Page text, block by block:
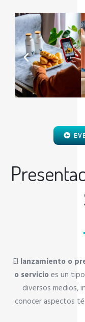
El lanzamiento o
o servicioes un
diversos medios,
conocer aspectos